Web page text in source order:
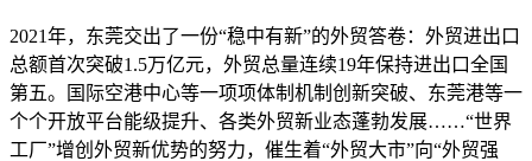
2021年，东莞交出了一份“稳中有新”的外贸答卷：外贸进出口
总额首次突破1.5万亿元，外贸总量连续19年保持进出口全国
第五。国际空港中心等一项项体制机制创新突破、东莞港等一
个个开放平台能级提升、各类外贸新业态蓬勃发展……“世界
工厂”增创外贸新优势的努力，催生着“外贸大市”向“外贸强